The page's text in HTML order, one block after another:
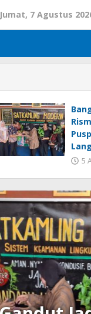
Jumat, 7 Agustus
5